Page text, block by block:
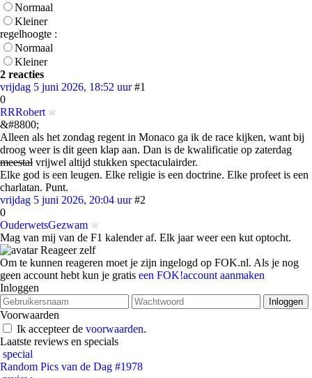
Normaal
Kleiner
regelhoogte :
Normaal
Kleiner
2 reacties
vrijdag 5 juni 2026, 18:52 uur #1
0
RRRobert
&#8800;
Alleen als het zondag regent in Monaco ga ik de race kijken, want bij
droog weer is dit geen klap aan. Dan is de kwalificatie op zaterdag
meestal vrijwel altijd stukken spectaculairder.
Elke god is een leugen. Elke religie is een doctrine. Elke profeet is een
charlatan. Punt.
vrijdag 5 juni 2026, 20:04 uur #2
0
OuderwetsGezwam
Mag van mij van de F1 kalender af. Elk jaar weer een kut optocht.
Reageer zelf
Om te kunnen reageren moet je zijn ingelogd op FOK.nl. Als je nog
geen account hebt kun je gratis een FOK!account aanmaken
Inloggen
Voorwaarden
Ik accepteer de voorwaarden.
Laatste reviews en specials
special
Random Pics van de Dag #1978